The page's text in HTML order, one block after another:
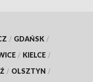
/ GDAŃSK /
/ KIELCE /
/ OLSZTYN /